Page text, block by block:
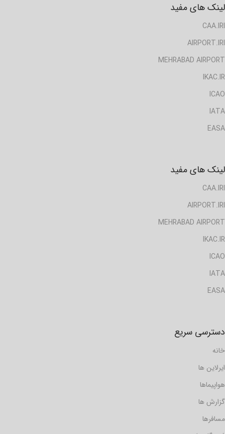
لینک های مفید
CAA.IRI
AIRPORT.IRI
MEHRABAD AIRPORT
IKAC.IR
ICAO
IATA
EASA
لینک های مفید
CAA.IRI
AIRPORT.IRI
MEHRABAD AIRPORT
IKAC.IR
ICAO
IATA
EASA
دسترسی سریع
خانه
ایرلاین ها
هواپیماها
گزارش ها
مسافرها